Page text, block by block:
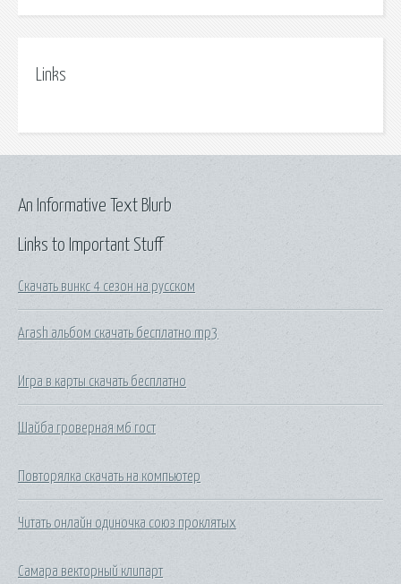
Links
Links to Important Stuff
Скачать винкс 4 сезон на русском
Arash альбом скачать бесплатно mp3
Игра в карты скачать бесплатно
Шайба гроверная м6 гост
Повторялка скачать на компьютер
Читать онлайн одиночка союз проклятых
Самара векторный клипарт
An Informative Text Blurb